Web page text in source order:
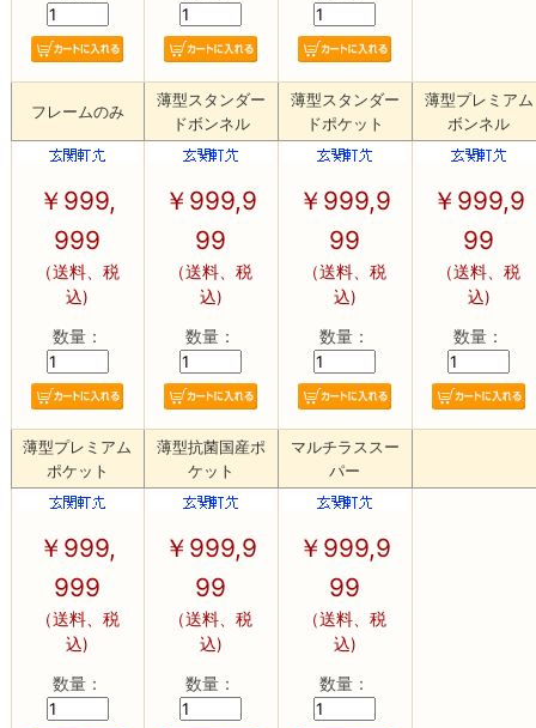
フレームのみ
薄型スタンダー
ドボンネル
薄型スタンダー
ドポケット
薄型プレミアム
ボンネル
￥ 999,
999
（送料、税
込)
数量：
￥ 999,9
99
（送料、税
込)
数量：
￥ 999,9
99
（送料、税
込)
数量：
￥ 999,9
99
（送料、税
込)
数量：
薄型プレミアム
ポケット
薄型抗菌国産ポ
ケット
マルチラススー
パー
￥ 999,
999
（送料、税
込)
数量：
￥ 999,9
99
（送料、税
込)
数量：
￥ 999,9
99
（送料、税
込)
数量：